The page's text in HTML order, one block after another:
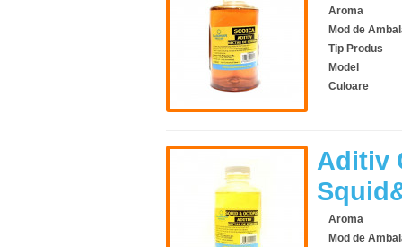
Aroma
Mod de
Tip Produs
Model
Culoare
Aditiv
Aroma
Mod de